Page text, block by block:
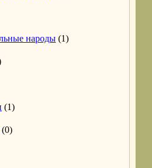
народы (1)
(1)
(0)